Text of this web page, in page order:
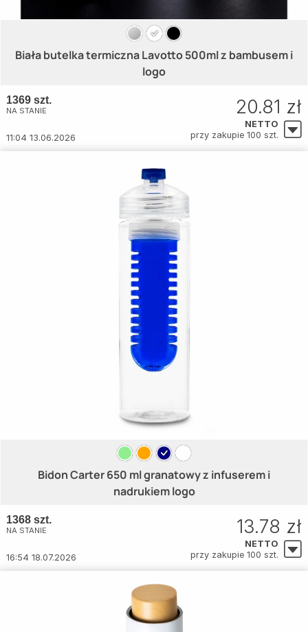
Biała butelka termiczna Lavotto 500ml z bambusem i
logo
1369 szt.
NA STANIE
11:04 13.06.2026
20.81 zł
NETTO
przy zakupie 100 szt.
Bidon Carter 650 ml granatowy z infuserem i
nadrukiem logo
1368 szt.
NA STANIE
16:54 18.07.2026
13.78 zł
NETTO
przy zakupie 100 szt.